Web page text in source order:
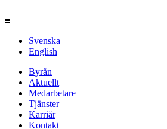
≡
Svenska
English
Byrån
Aktuellt
Medarbetare
Tjänster
Karriär
Kontakt